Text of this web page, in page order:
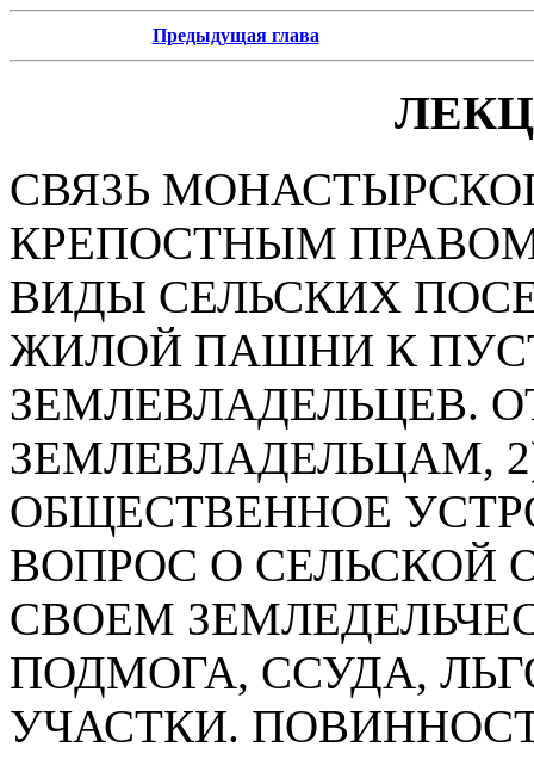
Предыдущая глава
СВЯЗЬ
КРЕПОСТНЫМ ПРАВОМ.
ВИДЫ СЕЛЬСКИХ
ЖИЛОЙ ПАШНИ К
ЗЕМЛЕВЛАДЕЛЬЦЕВ.
ЗЕМЛЕВЛАДЕЛЬЦАМ,
ОБЩЕСТВЕННОЕ
ВОПРОС О СЕЛЬСКОЙ
СВОЕМ
ПОДМОГА, ССУДА,
УЧАСТКИ.